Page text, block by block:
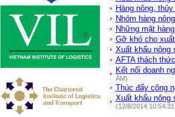
Hàng nông,
Nhóm hàng
Những mặt
Gỡ khó cho
Xuất khẩu nông
AFTA thách
Kết nối doanh
AM)
Thúc đẩy công
Xuất khẩu nông
(12/8/2014 10:54:31